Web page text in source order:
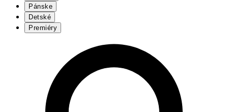
Pánske
Detské
Premiéry